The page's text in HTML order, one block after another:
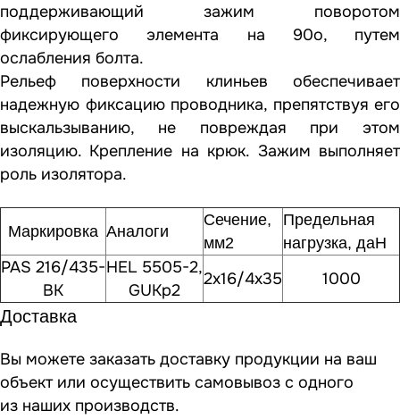
поддерживающий зажим поворотом
фиксирующего элемента на 90о, путем
ослабления болта.
Рельеф поверхности клиньев обеспечивает
надежную фиксацию проводника, препятствуя его
выскальзыванию, не повреждая при этом
изоляцию. Крепление на крюк. Зажим выполняет
роль изолятора.
Маркировка Аналоги
Сечение,
мм2
Предельная
нагрузка, даН
PAS 216/435-
ВК
HEL 5505-2,
GUKp2
2х16/4х35
1000
Доставка
Вы можете заказать доставку продукции на ваш
объект или осуществить самовывоз с одного
из наших производств.